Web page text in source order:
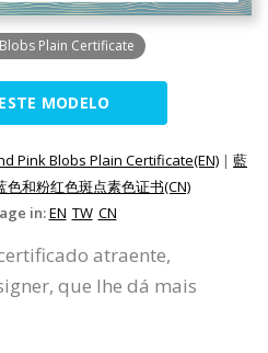
Plain Certificate
MODELO
Pink Blobs Plain Certificate(EN) | 藍
色和粉红色斑点素色证书(CN)
in:EN TW CN
atraente,
que lhe dá mais